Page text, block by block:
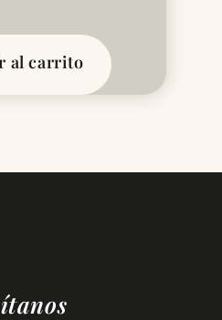
al carrito